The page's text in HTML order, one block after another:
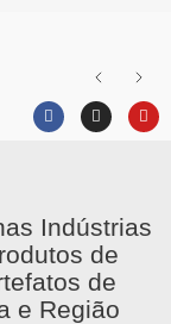
Indústrias
de
de
e Região